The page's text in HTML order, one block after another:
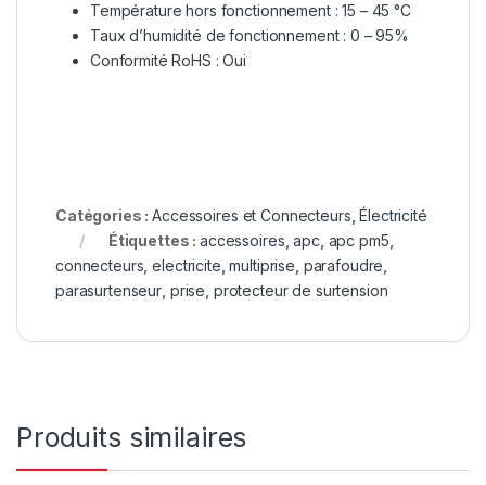
Température hors fonctionnement : 15 – 45 °C
Taux d’humidité de fonctionnement : 0 – 95%
Conformité RoHS : Oui
Catégories :Accessoires et Connecteurs ,Électricité
Étiquettes :accessoires ,apc apc pm5
connecteurs ,electricite ,multiprise parafoudre
parasurtenseur prise protecteur de surtension
Produits similaires